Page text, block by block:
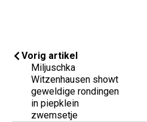
Vorig artikel
Miljuschka
Witzenhausen showt
geweldige rondingen
in piepklein
zwemsetje